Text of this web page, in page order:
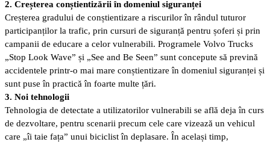
2. Creșterea conștientizării în domeniul siguranței
Creșterea gradului de conștientizare a riscurilor în rândul tuturor
participanților la trafic, prin cursuri de siguranță pentru șoferi și prin
campanii de educare a celor vulnerabili. Programele Volvo Trucks
„Stop Look Wave” și „See and Be Seen” sunt concepute să prevină
accidentele printr-o mai mare conștientizare în domeniul siguranței și
sunt puse în practică în foarte multe țări.
3. Noi tehnologii
Tehnologia de detectate a utilizatorilor vulnerabili se află deja în curs
de dezvoltare, pentru scenarii precum cele care vizează un vehicul
care „îi taie fața” unui biciclist în deplasare. În același timp,